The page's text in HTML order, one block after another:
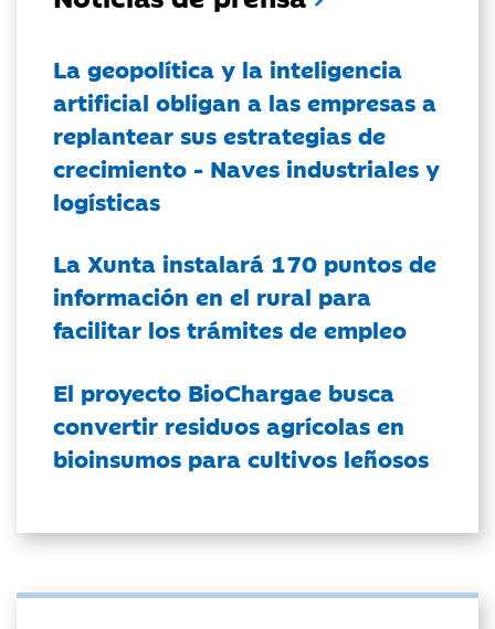
La geopolítica y la inteligencia
artificial obligan a las empresas a
replantear sus estrategias de
crecimiento - Naves industriales y
logísticas
La Xunta instalará 170 puntos de
información en el rural para
facilitar los trámites de empleo
El proyecto BioChargae busca
convertir residuos agrícolas en
bioinsumos para cultivos leñosos